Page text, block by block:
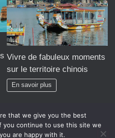
Vivre de fabuleux moments
sur le territoire chinois
En savoir plus
that we give you the best
you continue to use this site we
are happy with it.